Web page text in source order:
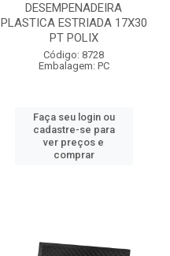
DESEMPENADEIRA
PLASTICA ESTRIADA 17X30
PT POLIX
Código: 8728
Embalagem: PC
Faça seu login ou
cadastre-se para
ver preços e
comprar